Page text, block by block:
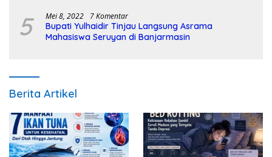
5 Mei 8, 2022 7 Komentar
Bupati Yulhaidir Tinjau Langsung Asrama
Mahasiswa Seruyan di Banjarmasin
Berita Artikel